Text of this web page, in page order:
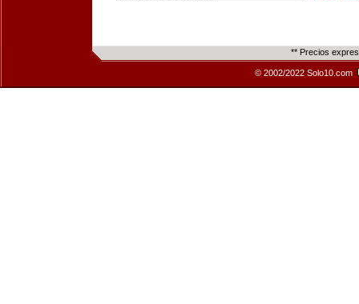
** Precios
© 2002/2022 Solo10.com